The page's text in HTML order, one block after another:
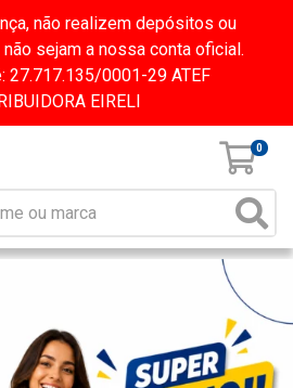
não realizem depósitos ou
sejam a nossa conta oficial.
27.717.135/0001-29 ATEF
EIRELI
0